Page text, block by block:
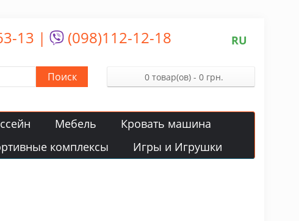
13 | (098)112-12-18 RU
Поиск 0 товар(ов) - 0 грн.
Мебель
Кровать машина
комплексы Игры и Игрушки